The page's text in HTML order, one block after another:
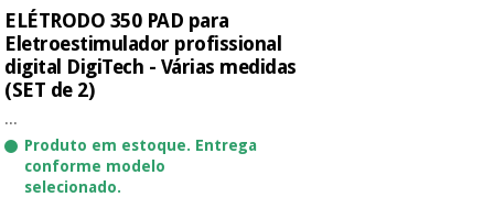
Tech
Academy
Fisaude
Aluguer
Material de
proteção
essencial
para
coronavirus
Aerobic,
fitness
Outlet
Fisaude
Tech
Academy
clínico
Gabinetes
terapêuticos
Material de
ELÉTRODO 350 PAD para
Eletroestimulador profissional
digital DigiTech - Várias medidas
(SET de 2)
...
Produto em estoque. Entrega
conforme modelo
selecionado.